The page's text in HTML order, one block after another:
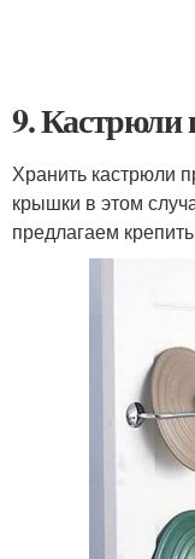
9.
Хранить кастрюли
крышки в этом
предлагаем